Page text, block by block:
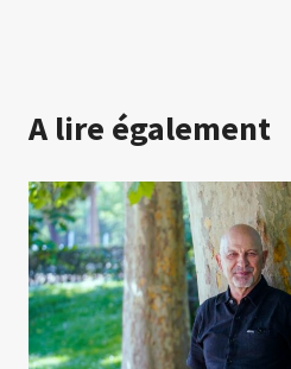
A lire également